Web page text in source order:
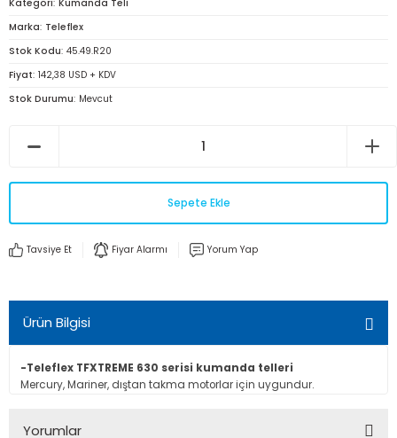
Kategori Kumanda Teli
Marka Teleflex
Stok Kodu 45.49.R20
Fiyat 142,38 USD + KDV
Stok Durumu Mevcut
Sepete Ekle
Tavsiye Et Fiyar Alarmı Yorum Yap
Ürün Bilgisi
-Teleflex TFXTREME 630 serisi kumanda telleri
Mercury, Mariner, dıştan takma motorlar için uygundur.
Yorumlar